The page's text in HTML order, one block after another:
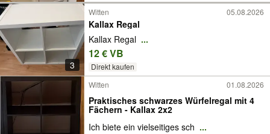
3
Witten 05.08.2026
Kallax Regal
Kallax Regal ...
12 € VB
Direkt kaufen
Witten 01.08.2026
Praktisches schwarzes Würfelregal mit 4
Fächern - Kallax 2x2
Ich biete ein vielseitiges sch ...